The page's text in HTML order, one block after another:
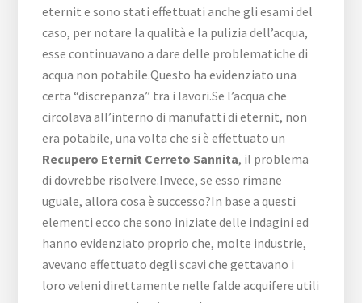
eternit e sono stati effettuati anche gli esami del
caso, per notare la qualità e la pulizia dell’acqua,
esse continuavano a dare delle problematiche di
acqua non potabile.Questo ha evidenziato una
certa “discrepanza” tra i lavori.Se l’acqua che
circolava all’interno di manufatti di eternit, non
era potabile, una volta che si è effettuato un
Recupero Eternit Cerreto Sannita, il problema
di dovrebbe risolvere.Invece, se esso rimane
uguale, allora cosa è successo?In base a questi
elementi ecco che sono iniziate delle indagini ed
hanno evidenziato proprio che, molte industrie,
avevano effettuato degli scavi che gettavano i
loro veleni direttamente nelle falde acquifere utili